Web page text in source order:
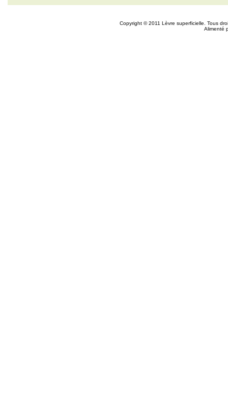
Copyright © 2011 Lèvre superficielle. Tous
Alimenté